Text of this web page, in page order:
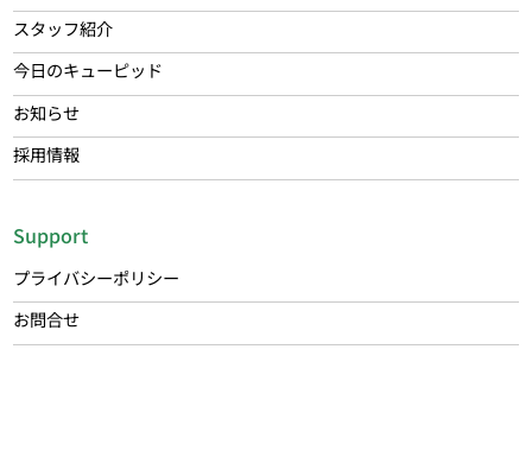
スタッフ紹介
今日のキューピッド
お知らせ
採用情報
Support
プライバシーポリシー
お問合せ